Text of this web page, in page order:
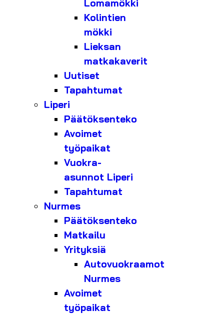
Lomamökki
Kolintien
mökki
Lieksan
matkakaverit
Uutiset
Tapahtumat
Liperi
Päätöksenteko
Avoimet
työpaikat
Vuokra-
asunnot Liperi
Tapahtumat
Nurmes
Päätöksenteko
Matkailu
Yrityksiä
Autovuokraamot
Nurmes
Avoimet
työpaikat